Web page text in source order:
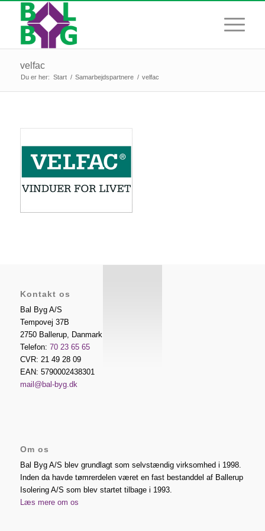
velfac
Du er her: Start / Samarbejdspartnere / velfac
Kontakt os
Bal Byg A/S
Tempovej 37B
2750 Ballerup, Danmark
Telefon: 70 23 65 65
CVR: 21 49 28 09
EAN: 5790002438301
mail@bal-byg.dk
Om os
Bal Byg A/S blev grundlagt som selvstændig virksomhed i 1998.
Inden da havde tømrerdelen været en fast bestanddel af Ballerup
Isolering A/S som blev startet tilbage i 1993.
Læs mere om os